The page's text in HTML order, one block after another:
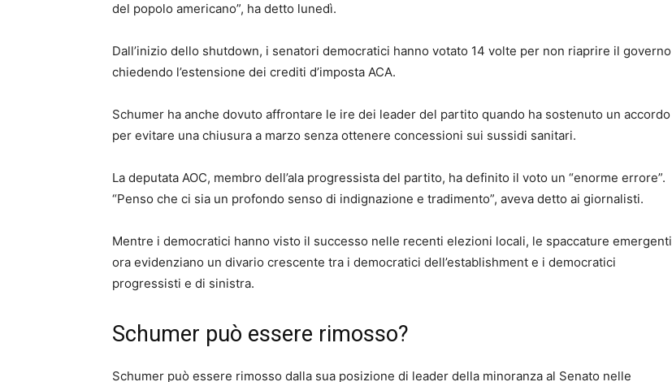
del popolo americano”, ha detto lunedì.
Dall’inizio dello shutdown, i senatori democratici hanno votato 14 volte per non riaprire il governo
chiedendo l’estensione dei crediti d’imposta ACA.
Schumer ha anche dovuto affrontare le ire dei leader del partito quando ha sostenuto un accordo
per evitare una chiusura a marzo senza ottenere concessioni sui sussidi sanitari.
La deputata AOC, membro dell’ala progressista del partito, ha definito il voto un “enorme errore”.
“Penso che ci sia un profondo senso di indignazione e tradimento”, aveva detto ai giornalisti.
Mentre i democratici hanno visto il successo nelle recenti elezioni locali, le spaccature emergenti
ora evidenziano un divario crescente tra i democratici dell’establishment e i democratici
progressisti e di sinistra.
Schumer può essere rimosso?
Schumer può essere rimosso dalla sua posizione di leader della minoranza al Senato nelle